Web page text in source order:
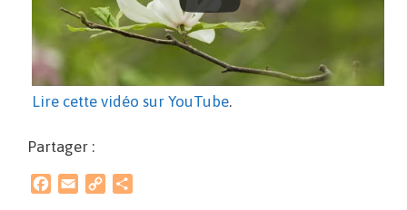
Lire cette vidéo sur YouTube.
Partager :